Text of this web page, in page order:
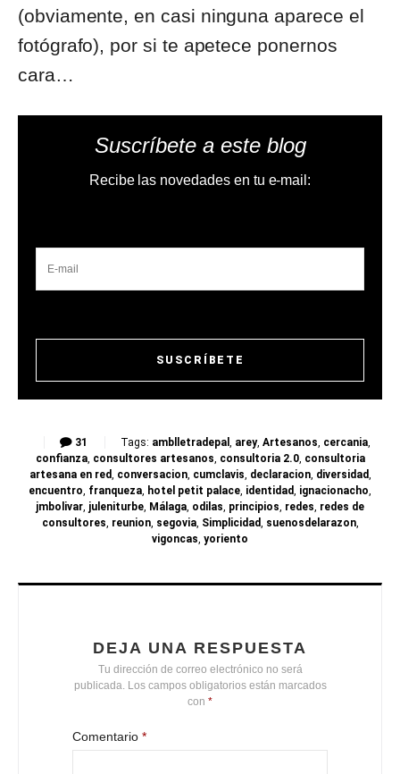
(obviamente, en casi ninguna aparece el
fotógrafo), por si te apetece ponernos
cara…
Suscríbete a este blog
Recibe las novedades en tu e-mail:
31 Tags: amblletradepal , arey, Artesanos, cercania,
confianza, consultores artesanos, consultoria 2.0, consultoria
artesana en red, conversacion, cumclavis, declaracion, diversidad,
encuentro, franqueza, hotel petit palace, identidad, ignacionacho,
jmbolivar, juleniturbe, Málaga, odilas, principios, redes, redes de
consultores, reunion, segovia, Simplicidad, suenosdelarazon,
vigoncas, yoriento
DEJA UNA RESPUESTA
Tu dirección de correo electrónico no será
publicada. Los campos obligatorios están marcados
con *
Comentario *